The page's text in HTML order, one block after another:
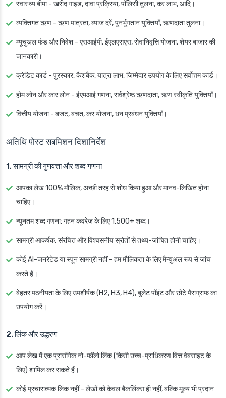
स्वास्थ्य बीमा- खरीद गाइड, दावा प्रक्रिया, पॉलिसी तुलना, कर लाभ, आदि।
व्यक्तिगत ऋण - ऋण पात्रता, ब्याज दरें, पुनर्भुगतान युक्तियाँ, ऋणदाता तुलना।
म्यूचुअल फंड और निवेश - एसआईपी, ईएलएसएस, सेवानिवृत्ति योजना, शेयर बाजार की
जानकारी।
क्रेडिट कार्ड - पुरस्कार, कैशबैक, यात्रा लाभ, जिम्मेदार उपयोग के लिए सर्वोत्तम कार्ड।
होम लोन और कार लोन - ईएमआई गणना, सर्वश्रेष्ठ ऋणदाता, ऋण स्वीकृति युक्तियाँ।
वित्तीय योजना- बजट, बचत, कर योजना, धन प्रबंधन युक्तियाँ।
अतिथि पोस्ट सबमिशन दिशानिर्देश
1. सामग्री की गुणवत्ता और शब्द गणना
आपका लेख 100% मौलिक, अच्छी तरह से शोध किया हुआ और मानव-लिखित होना
चाहिए।
न्यूनतम शब्द गणना: गहन कवरेज के लिए 1,500+ शब्द।
सामग्री आकर्षक, संरचित और विश्वसनीय स्रोतों से तथ्य-जांचित होनी चाहिए।
कोई AI-जनरेटेड या स्पून सामग्री नहीं - हम मौलिकता के लिए मैन्युअल रूप से जांच
करते हैं।
बेहतर पठनीयता के लिए उपशीर्षक (H2, H3, H4), बुलेट पॉइंट और छोटे पैराग्राफ का
उपयोग करें।
2. लिंक और उद्धरण
आप लेख में एक प्रासंगिक नो-फॉलो लिंक (किसी उच्च-प्राधिकरण वित्त वेबसाइट के
लिए) शामिल कर सकते हैं।
कोई प्रचारात्मक लिंक नहीं - लेखों को केवल बैकलिंक्स ही नहीं, बल्कि मूल्य भी प्रदान